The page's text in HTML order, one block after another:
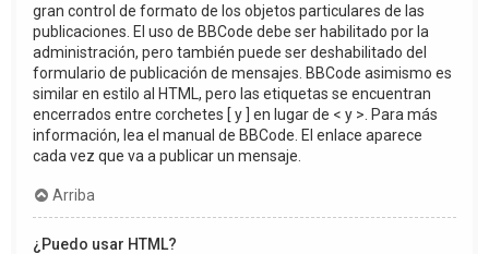
gran control de formato de los objetos particulares de las
publicaciones. El uso de BBCode debe ser habilitado por la
administración, pero también puede ser deshabilitado del
formulario de publicación de mensajes. BBCode asimismo es
similar en estilo al HTML, pero las etiquetas se encuentran
encerrados entre corchetes [ y ] en lugar de < y >. Para más
información, lea el manual de BBCode. El enlace aparece
cada vez que va a publicar un mensaje.
Arriba
¿Puedo usar HTML?